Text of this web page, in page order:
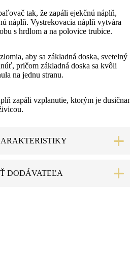
tak, že zapáli ejekčnú náplň,
náplň. Vystrekovacia náplň vytvára
s hrdlom a na polovice trubice.
aby sa základná doska, svetelný
pričom základná doska sa kvôli
na jednu stranu.
zapáli vzplanutie, ktorým je
Iluminácia
DODÁVATEĽA